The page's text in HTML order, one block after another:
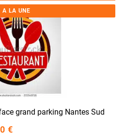
A LA UNE
grand parking Nantes Sud
€